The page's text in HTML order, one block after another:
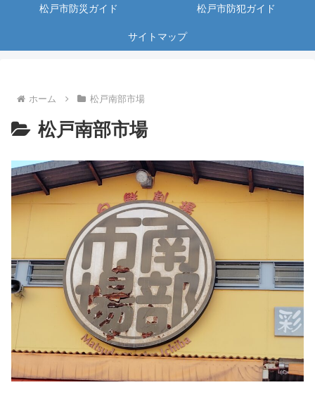
松戸市防災ガイド 松戸市防犯ガイド
サイトマップ
ホーム 松戸南部市場
松戸南部市場